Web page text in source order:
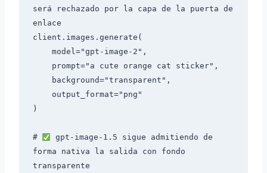
será rechazado por la capa de la puerta de
enlace
client.images.generate(
)
#
gpt-image-1.5 sigue admitiendo de
forma nativa la salida con fondo
transparente